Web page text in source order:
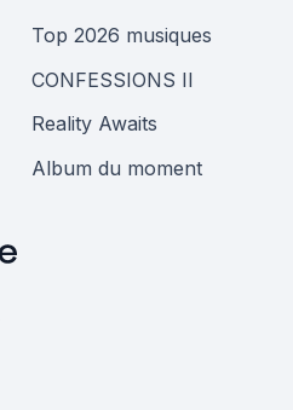
Top 2026 musiques
CONFESSIONS II
Reality Awaits
Album du moment